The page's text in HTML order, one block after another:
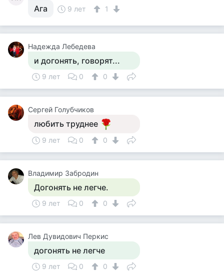
Ага 9 лет 1
Надежда Лебедева
и догонять, говорят...
9 лет 0 0
Сергей Голубчиков
любить труднее
9 лет 0 0
Владимир Забродин
Догонять не легче.
9 лет 0 0
Лев Дувидович Перкис
догонять не легче
9 лет 0 0